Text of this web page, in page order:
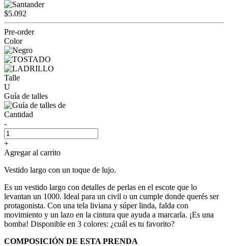
$5.092
Pre-order
Color
Talle
U
Guía de talles
Cantidad
-
+
Agregar al carrito
Vestido largo con un toque de lujo.
Es un vestido largo con detalles de perlas en el escote que lo
levantan un 1000. Ideal para un civil o un cumple donde querés ser
protagonista. Con una tela liviana y súper linda, falda con
movimiento y un lazo en la cintura que ayuda a marcarla. ¡Es una
bomba! Disponible en 3 colores: ¿cuál es tu favorito?
COMPOSICIÓN DE ESTA PRENDA